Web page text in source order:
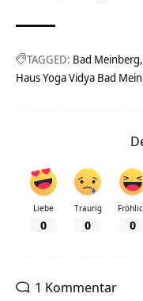
TAGGED: Bad Meinberg
Haus Yoga Vidya Bad
Liebe
0
Traurig
0 0
1 Kommentar